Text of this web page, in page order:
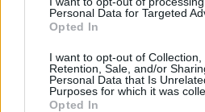
Personal Data for Targeted
Opted In
I want to opt-out of Collection,
Retention, Sale, and/or
Personal Data that Is
Purposes for which it was
Opted In
O webu parabola.cz•O souborech
Dovolená u moře •Bazény